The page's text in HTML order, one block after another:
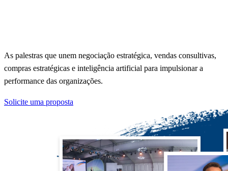
As palestras que unem negociação estratégica, vendas consultivas,
compras estratégicas e inteligência artificial para impulsionar a
performance das organizações.
Solicite uma proposta